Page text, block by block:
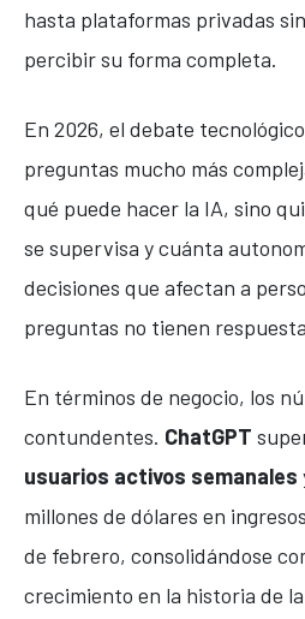
hasta plataformas privadas
percibir su forma completa.
En 2026, el debate
preguntas mucho más
qué puede hacer la IA, sino
se supervisa y cuánta
decisiones que afectan a
preguntas no tienen
En términos de negocio, los
contundentes. ChatGPT
usuarios activos semanales
millones de dólares en
de febrero, consolidándose
crecimiento en la historia de